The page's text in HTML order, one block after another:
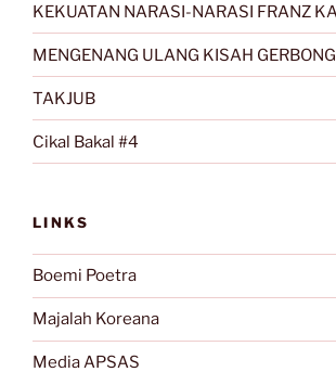
KEKUATAN NARASI-NARASI FRANZ
MENGENANG ULANG KISAH
TAKJUB
Cikal Bakal #4
LINKS
Boemi Poetra
Majalah Koreana
Media APSAS